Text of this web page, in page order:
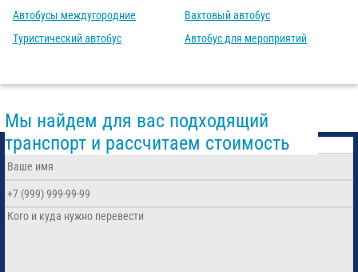
Автобусы междугородние
Туристический автобус
Вахтовый автобус
Автобус для мероприятий
Мы найдем для вас подходящий
транспорт и рассчитаем стоимость